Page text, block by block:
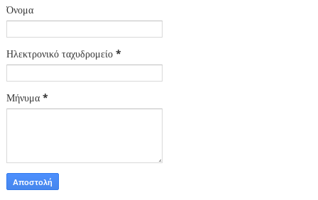
Όνομα
Ηλεκτρονικό ταχυδρομείο *
Μήνυμα *